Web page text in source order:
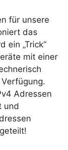
für unsere
das
ein „Trick“
mit einer
Adressen
und